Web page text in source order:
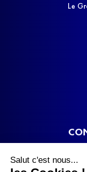
Salut c'est nous...
Le